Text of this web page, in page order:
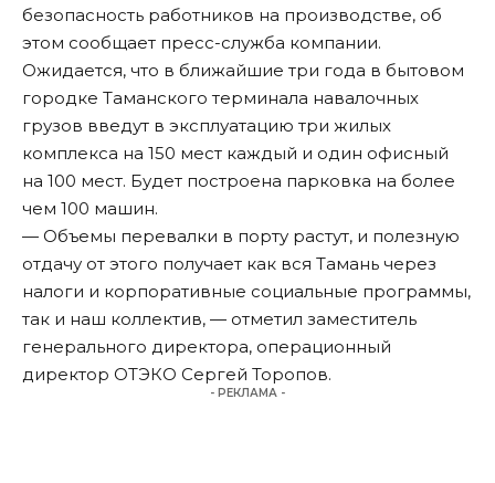
безопасность работников на производстве, об
этом сообщает пресс-служба компании.
Ожидается, что в ближайшие три года в бытовом
городке Таманского терминала навалочных
грузов введут в эксплуатацию три жилых
комплекса на 150 мест каждый и один офисный
на 100 мест. Будет построена парковка на более
чем 100 машин.
— Объемы перевалки в порту растут, и полезную
отдачу от этого получает как вся Тамань через
налоги и корпоративные социальные программы,
так и наш коллектив, — отметил заместитель
генерального директора, операционный
директор ОТЭКО Сергей Торопов.
- РЕКЛАМА -